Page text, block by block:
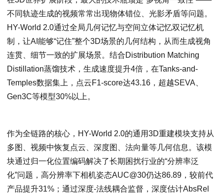
不同轨迹生成的视频常常出现物体错位、光影矛盾等问题。
HY-World 2.0通过全局几何记忆与空间立体记忆双记忆机
制，让AI能够“记住”整个3D场景的几何结构，从而生成视角
连贯、细节一致的扩展场景。结合Distribution Matching
Distillation蒸馏技术，生成速度提升4倍，在Tanks-and-
Temples数据集上，点云F1-score达43.16，超越SEVA、
Gen3C等模型30%以上。
作为全链路的核心，HY-World 2.0的通用3D重建模块支持从
多图、视频中恢复点云、深度图、法向量等几何信息。该模
块通过归一化位置编码解决了长期困扰行业的“分辨率泛
化”问题，高分辨率下相机姿态AUC@30仍达86.89，较前代
产品提升31%；通过深度-法线耦合监督，深度估计AbsRel